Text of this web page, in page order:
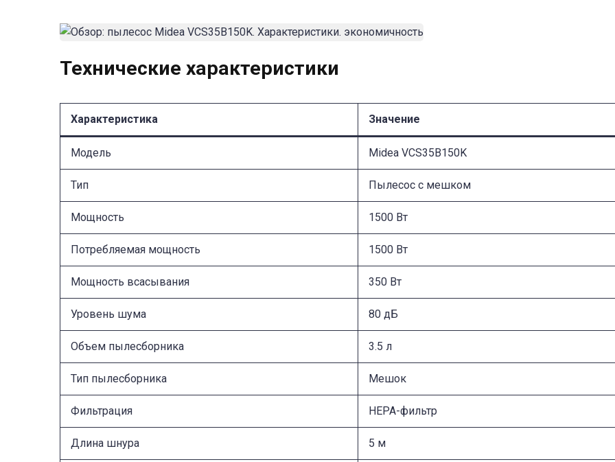
Технические характеристики
Характеристика Значение
Модель Midea VCS35B150K
Тип Пылесос с мешком
Мощность 1500 Вт
Потребляемая мощность 1500 Вт
Мощность всасывания 350 Вт
Уровень шума 80 дБ
Объем пылесборника 3.5 л
Тип пылесборника Мешок
Фильтрация HEPA-фильтр
Длина шнура 5 м